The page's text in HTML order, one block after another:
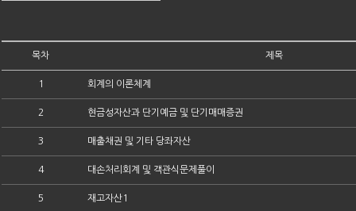
목차 제목
1 회계의 이론체계
2 현금성자산과 단기예금 및 단기매매증권
3 매출채권 및 기타 당좌자산
4 대손처리회계 및 객관식문제풀이
5 재고자산1